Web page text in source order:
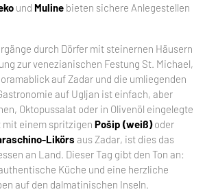
und Muline bieten sichere Anlegestellen
durch Dörfer mit steinernen Häusern
zur venezianischen Festung St. Michael,
auf Zadar und die umliegenden
auf Ugljan ist einfach, aber
Oktopussalat oder in Olivenöl eingelegte
mit einem spritzigen Pošip (weiß)oder
Likörs aus Zadar, ist dies das
an Land. Dieser Tag gibt den Ton an:
Küche und eine herzliche
auf den dalmatinischen Inseln.